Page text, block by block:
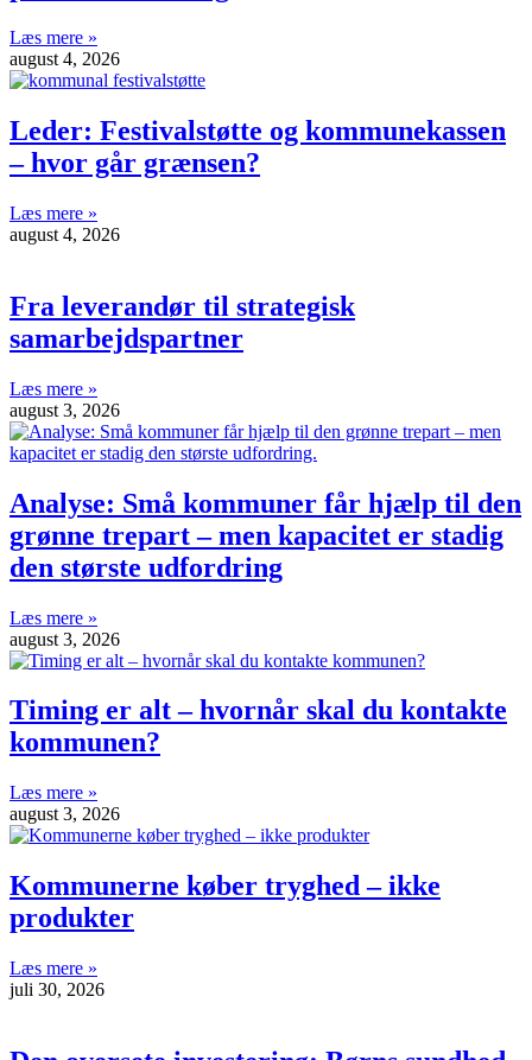
Læs mere »
august 4, 2026
Leder: Festivalstøtte og kommunekassen
– hvor går grænsen?
Læs mere »
august 4, 2026
Fra leverandør til strategisk
samarbejdspartner
Læs mere »
august 3, 2026
Analyse: Små kommuner får hjælp til den
grønne trepart – men kapacitet er stadig
den største udfordring
Læs mere »
august 3, 2026
Timing er alt – hvornår skal du kontakte
kommunen?
Læs mere »
august 3, 2026
Kommunerne køber tryghed – ikke
produkter
Læs mere »
juli 30, 2026